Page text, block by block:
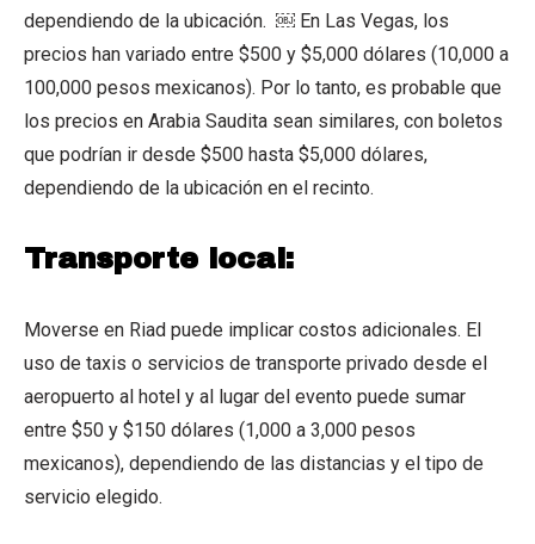
dependiendo de la ubicación. ￼ En Las Vegas, los
precios han variado entre $500 y $5,000 dólares (10,000 a
100,000 pesos mexicanos). Por lo tanto, es probable que
los precios en Arabia Saudita sean similares, con boletos
que podrían ir desde $500 hasta $5,000 dólares,
dependiendo de la ubicación en el recinto.
Transporte local:
Moverse en Riad puede implicar costos adicionales. El
uso de taxis o servicios de transporte privado desde el
aeropuerto al hotel y al lugar del evento puede sumar
entre $50 y $150 dólares (1,000 a 3,000 pesos
mexicanos), dependiendo de las distancias y el tipo de
servicio elegido.